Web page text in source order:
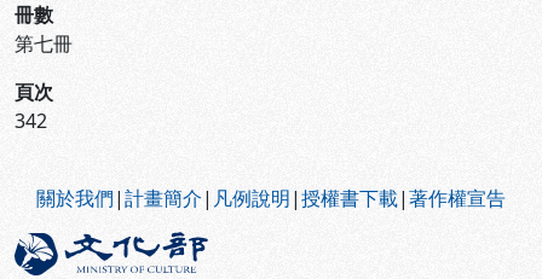
冊數
第七冊
頁次
342
關於我們|計畫簡介| 凡例說明|授權書下載|著作權宣告